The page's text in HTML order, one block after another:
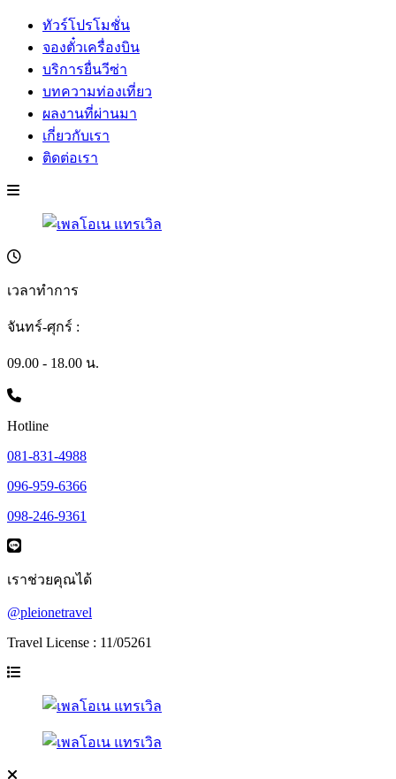
ทัวร์โปรโมชั่น
จองตั๋วเครื่องบิน
บริการยื่นวีซ่า
บทความท่องเที่ยว
ผลงานที่ผ่านมา
เกี่ยวกับเรา
ติดต่อเรา
เวลาทำการ
จันทร์-ศุกร์ :
09.00 - 18.00 น.
Hotline
081-831-4988
096-959-6366
098-246-9361
เราช่วยคุณได้
@pleionetravel
Travel License : 11/05261